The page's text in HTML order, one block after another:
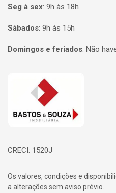
Seg à sex: 9h às 18h
Sábados: 9h às 15h
Domingos e feriados: Não
Página inicial
CRECI: 1520J
Os valores, condições e
a alterações sem aviso prévio.